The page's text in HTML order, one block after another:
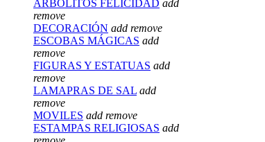
ARBOLITOS FELICIDAD add
remove
DECORACIÓN add remove
ESCOBAS MÁGICAS add
remove
FIGURAS Y ESTATUAS add
remove
LAMAPRAS DE SAL add
remove
MOVILES add remove
ESTAMPAS RELIGIOSAS add